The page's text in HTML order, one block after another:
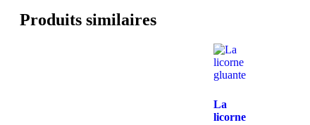
Produits similaires
La
licorne